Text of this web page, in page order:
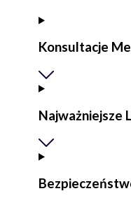
Konsultacje
Najważniejsze